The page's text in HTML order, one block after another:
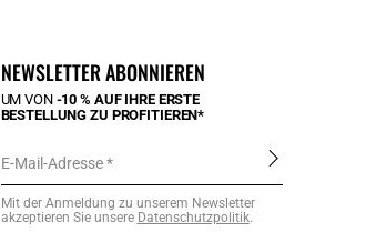
NEWSLETTER ABONNIEREN
UM VON -10 % AUF IHRE ERSTE
BESTELLUNG ZU PROFITIEREN*
E-Mail-Adresse
Mit der Anmeldung zu unserem Newsletter
akzeptieren Sie unsere Datenschutzpolitik.